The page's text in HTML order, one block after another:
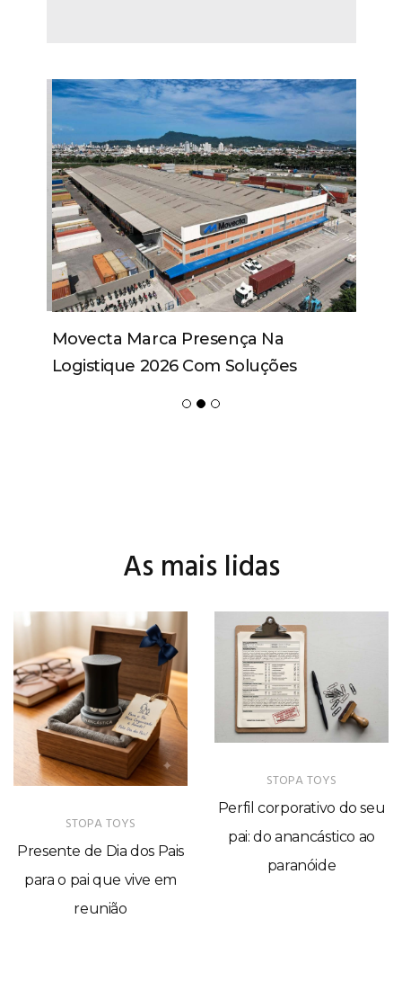
Movecta Marca Presença Na
Logistique 2026 Com Soluções
Integradas E Participação Em Painel
As mais lidas
STOPA TOYS
Presente de Dia dos Pais
para o pai que vive em
reunião
STOPA TOYS
Perfil corporativo do seu
pai: do anancástico ao
paranóide